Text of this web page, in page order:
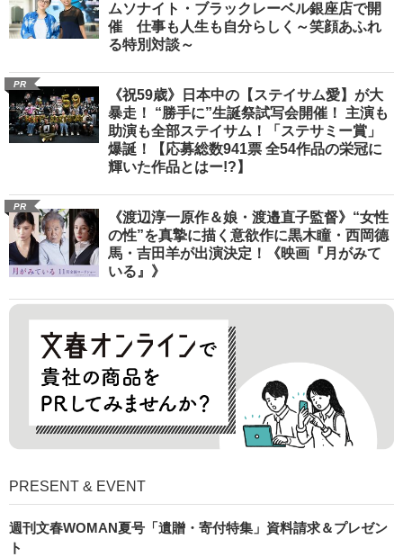
ムソナイト・ブラックレーベル銀座店で開
催 仕事も人生も自分らしく～笑顔あふれ
る特別対談～
PR
《祝59歳》日本中の【ステイサム愛】が大
暴走！ “勝手に”生誕祭試写会開催！ 主演も
助演も全部ステイサム！「ステサミー賞」
爆誕！【応募総数941票 全54作品の栄冠に
輝いた作品とはー!?】
PR
《渡辺淳一原作＆娘・渡邉直子監督》“女性
の性”を真摯に描く意欲作に黒木瞳・西岡德
馬・吉田羊が出演決定！《映画『月がみて
いる』》
PRESENT & EVENT
週刊文春WOMAN夏号「遺贈・寄付特集」資料請求＆プレゼン
ト